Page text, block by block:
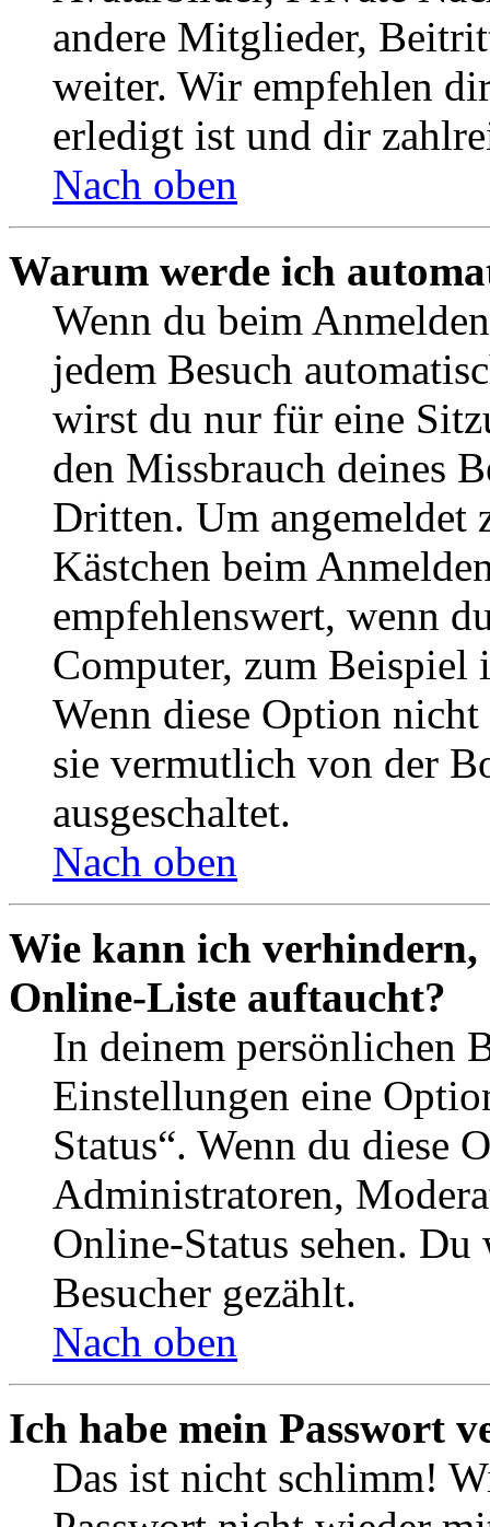
andere Mitglieder,
weiter. Wir empfehlen
erledigt ist und dir
Nach oben
Warum werde ich
Wenn du beim
jedem Besuch
wirst du nur für eine
den Missbrauch deines
Dritten. Um angemeldet
Kästchen beim
empfehlenswert, wenn
Computer, zum Beispiel
Wenn diese Option
sie vermutlich von der
ausgeschaltet.
Nach oben
Wie kann ich verhindern,
Online-Liste auftaucht?
In deinem persönlichen
Einstellungen eine
Status“. Wenn du diese
Administratoren,
Online-Status sehen.
Besucher gezählt.
Nach oben
Ich habe mein Passwort
Das ist nicht schlimm!